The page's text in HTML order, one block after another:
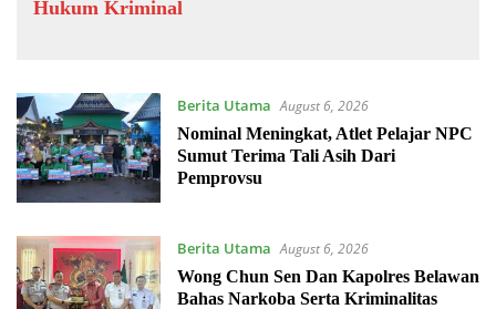
Hukum Kriminal
Berita Utama August 6, 2026
Nominal Meningkat, Atlet Pelajar NPC
Sumut Terima Tali Asih Dari
Pemprovsu
Berita Utama August 6, 2026
Wong Chun Sen Dan Kapolres Belawan
Bahas Narkoba Serta Kriminalitas